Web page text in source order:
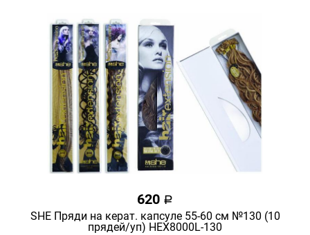
620 a
SHE Пряди на керат. капсуле 55-60 см №130 (10
прядей/уп) HEX8000L-130